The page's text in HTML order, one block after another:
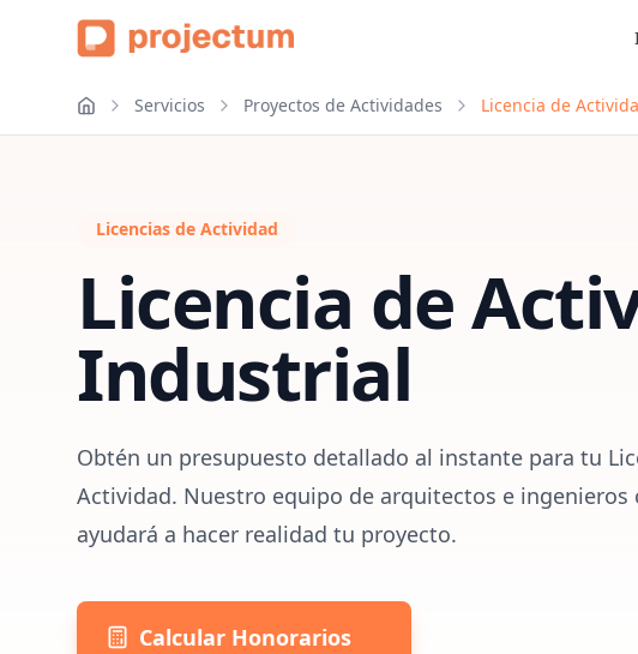
Servicios Proyectos de Actividades Licencia de
Licencias de Actividad
Licencia de
Industrial
Obtén un presupuesto detallado al instante para tu
Actividad. Nuestro equipo de arquitectos e ingenieros
ayudará a hacer realidad tu proyecto.
Calcular Honorarios